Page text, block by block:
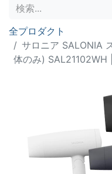
全プロダクト
サロニア SALONIA
体のみ) SAL21102WH |